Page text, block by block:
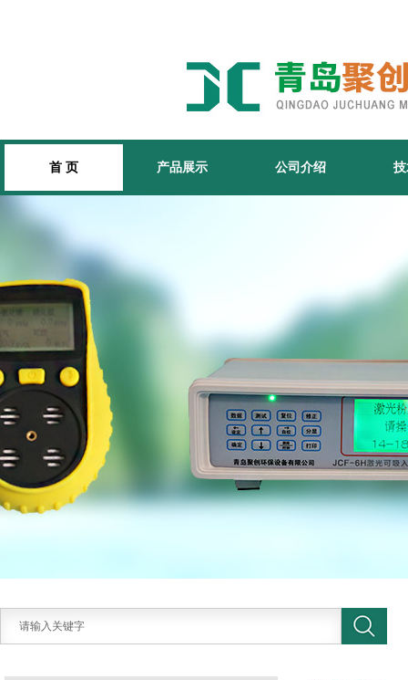
首 页 产品展示 公司介绍